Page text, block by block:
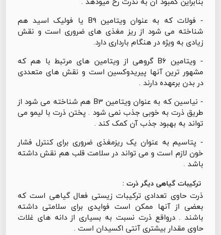
- فولات که به عنوان ویتامین B9 یا فولیک اسید هم
شناخته می شود از ریز مغذی های ضروری است و نقش
زیادی به ویژه در هنگام بارداری دارد.
- ویتامین B6 گروهی از ویتامین های مرتبط با هم که
مشهور ترین آنها پیریدوکسین است و نقش های متعددی
در بدن برعهده دارند .
- نیاسین که به عنوان ویتامین B3 هم شناخته می شود از
طریق ذرت به خوبی جذب نمی شود . پختن ذرت با لیمو می
تواند به بهبود جذب آن کمک کند .
- پتاسیم به عنوان یک ریزمغذی ضروری برای کنترل فشار
خون لازم است و می تواند در سلامت قلب هم نقش داشته
باشد .
ترکیبات گیاهی دیگر ذرت :
ذرت حاوی تعدادی ترکیبات زیستی فعال گیاهی است که
بعضی از آنها ممکن است فوایدی برای سلامتی داشته
باشند . درواقع ذرت نسبت به بسیاری از دانه های غلات
حاوی مقدار بیشتری آنتی اکسیدان است .